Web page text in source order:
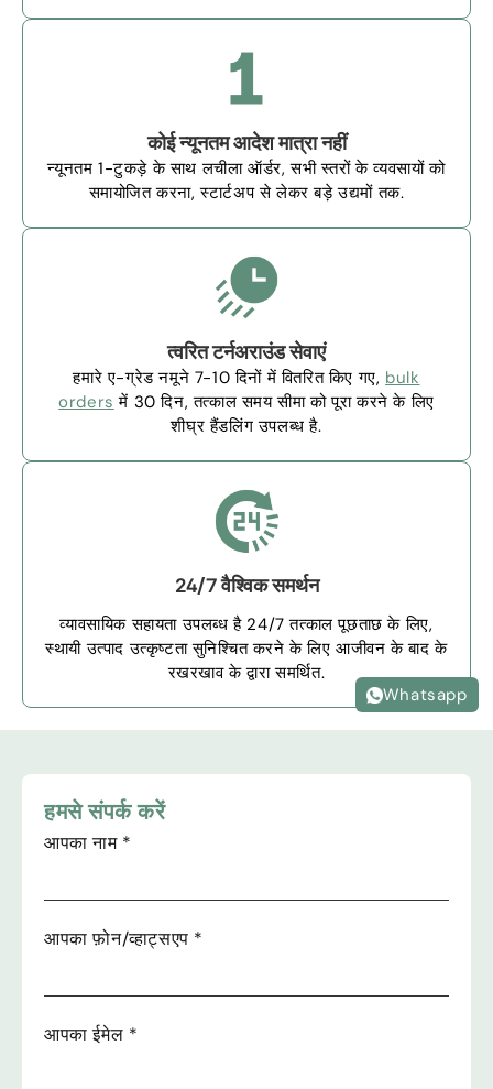
कोई न्यूनतम आदेश मात्रा नहीं
न्यूनतम 1-टुकड़े के साथ लचीला ऑर्डर, सभी स्तरों के व्यवसायों को
समायोजित करना, स्टार्टअप से लेकर बड़े उद्यमों तक.
त्वरित टर्नअराउंड सेवाएं
हमारे ए-ग्रेड नमूने 7-10 दिनों में वितरित किए गए, bulk
orders में 30 दिन, तत्काल समय सीमा को पूरा करने के लिए
शीघ्र हैंडलिंग उपलब्ध है.
24/7 वैश्विक समर्थन
व्यावसायिक सहायता उपलब्ध है 24/7 तत्काल पूछताछ के लिए,
स्थायी उत्पाद उत्कृष्टता सुनिश्चित करने के लिए आजीवन के बाद के
रखरखाव के द्वारा समर्थित.
हमसे संपर्क करें
आपका नाम *
आपका फ़ोन/व्हाट्सएप *
आपका ईमेल *
Whatsapp